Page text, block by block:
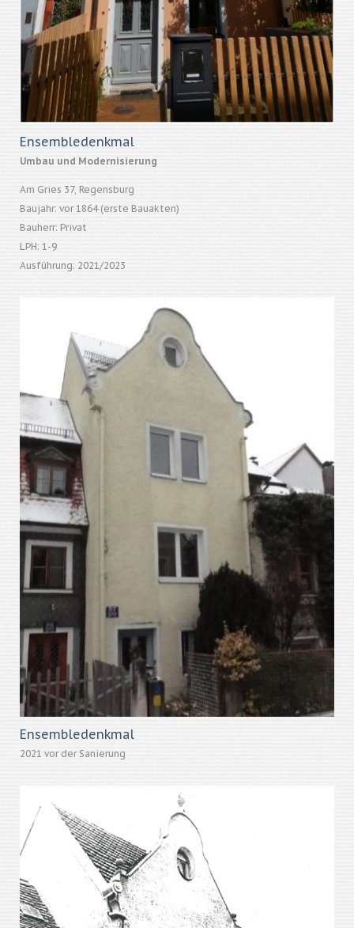
Ensembledenkmal
Umbau und Modernisierung
Am Gries 37, Regensburg
Baujahr: vor 1864 (erste Bauakten)
Bauherr: Privat
LPH: 1-9
Ausführung: 2021/2023
Ensembledenkmal
2021 vor der Sanierung